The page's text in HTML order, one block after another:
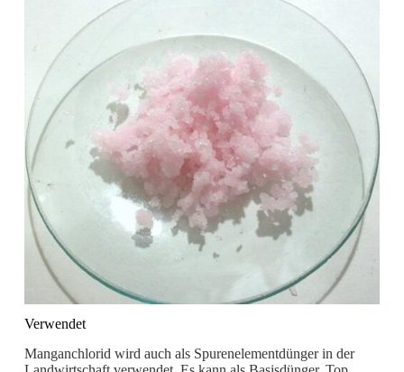
Verwendet
Manganchlorid wird auch als Spurenelementdünger in der